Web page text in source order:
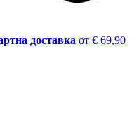
доставка от € 69,90